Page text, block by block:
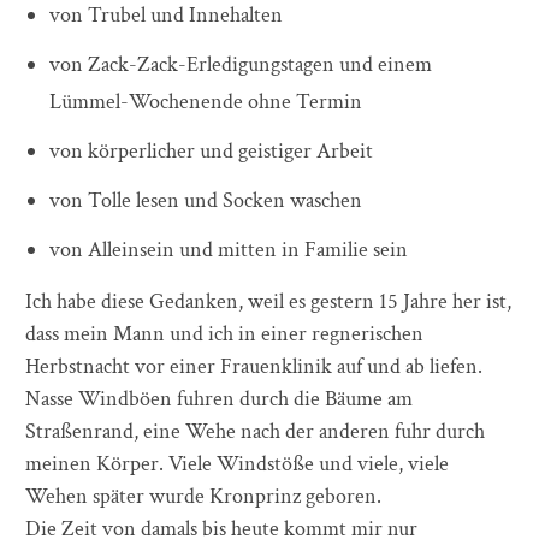
von Trubel und Innehalten
von Zack-Zack-Erledigungstagen und einem
Lümmel-Wochenende ohne Termin
von körperlicher und geistiger Arbeit
von Tolle lesen und Socken waschen
von Alleinsein und mitten in Familie sein
Ich habe diese Gedanken, weil es gestern 15 Jahre her ist,
dass mein Mann und ich in einer regnerischen
Herbstnacht vor einer Frauenklinik auf und ab liefen.
Nasse Windböen fuhren durch die Bäume am
Straßenrand, eine Wehe nach der anderen fuhr durch
meinen Körper. Viele Windstöße und viele, viele
Wehen später wurde Kronprinz geboren.
Die Zeit von damals bis heute kommt mir nur